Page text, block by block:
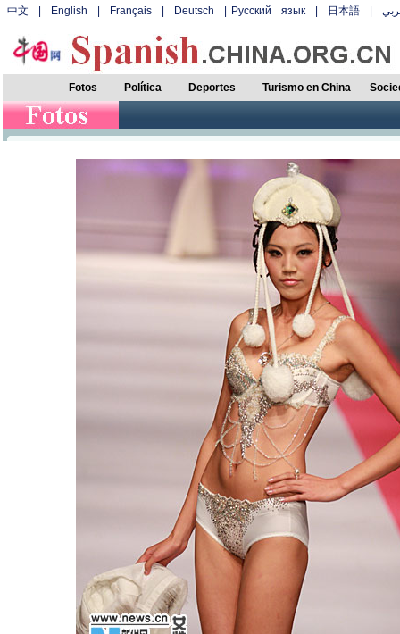
中文 English Français Deutsch Русский язык 日本語
Fotos Política Deportes Turismo en China